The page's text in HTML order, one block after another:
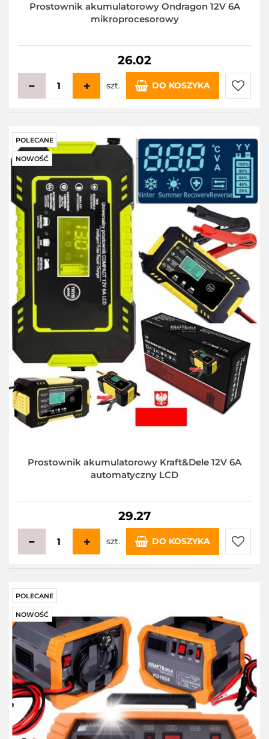
Prostownik akumulatorowy Ondragon 12V 6A
mikroprocesorowy
26.02
szt. DO KOSZYKA
Do
POLECANE
NOWOŚĆ
Prostownik akumulatorowy Kraft&Dele 12V 6A
automatyczny LCD
29.27
szt. DO KOSZYKA
Do
POLECANE
NOWOŚĆ